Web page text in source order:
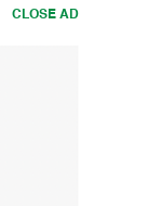
CLOSE AD